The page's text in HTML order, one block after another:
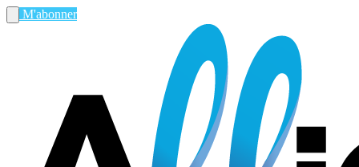
M'abonner